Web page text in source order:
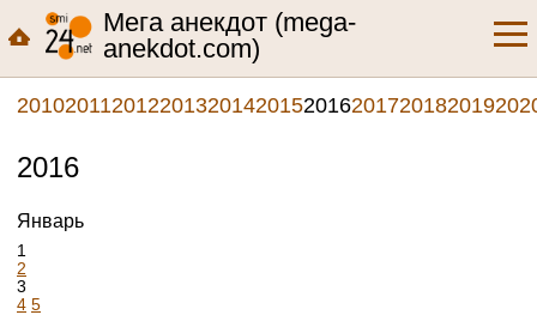
Мега анекдот (mega-
anekdot.com)
2010201120122013201420152016201720182019
2016
Январь
1
2
3
4 5